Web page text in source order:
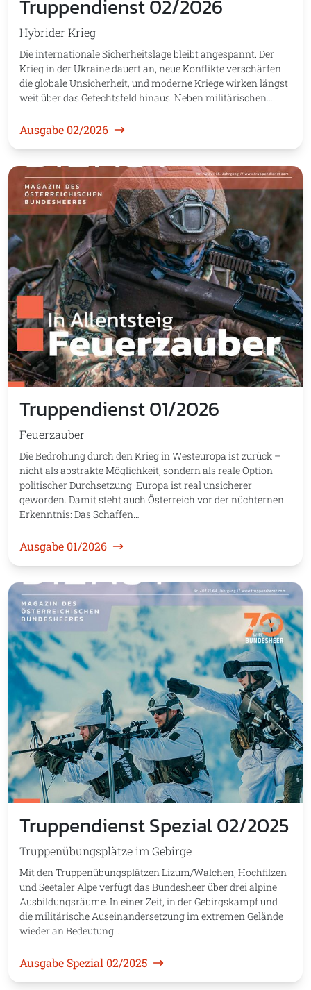
Truppendienst 02/2026
Hybrider Krieg
Die internationale Sicherheitslage bleibt angespannt. Der
Krieg in der Ukraine dauert an, neue Konflikte verschärfen
die globale Unsicherheit, und moderne Kriege wirken längst
weit über das Gefechtsfeld hinaus. Neben militärischen…
Ausgabe 02/2026
Truppendienst 01/2026
Feuerzauber
Die Bedrohung durch den Krieg in Westeuropa ist zurück –
nicht als abstrakte Möglichkeit, sondern als reale Option
politischer Durchsetzung. Europa ist real unsicherer
geworden. Damit steht auch Österreich vor der nüchternen
Erkenntnis: Das Schaffen…
Ausgabe 01/2026
Truppendienst Spezial 02/2025
Truppenübungsplätze im Gebirge
Mit den Truppenübungsplätzen Lizum/Walchen, Hochfilzen
und Seetaler Alpe verfügt das Bundesheer über drei alpine
Ausbildungsräume. In einer Zeit, in der Gebirgskampf und
die militärische Auseinandersetzung im extremen Gelände
wieder an Bedeutung…
Ausgabe Spezial 02/2025